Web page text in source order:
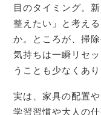
目のタイミング。
整えたい」と考え
か。ところが、掃
気持ちは一瞬リセ
うことも少なくあり
実は、家具の配置
学習習慣や大人の